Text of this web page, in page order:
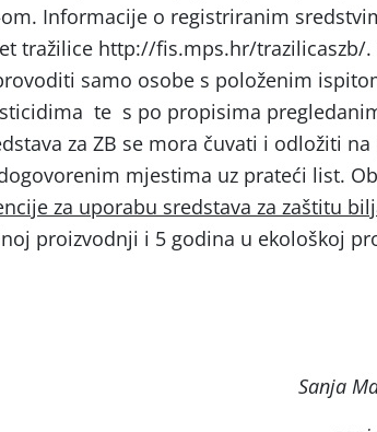
Informacije o registriranim
tražilice http://fis.mps.hr/trazilicaszb/.
samo osobe s položenim
te s po propisima
za ZB se mora čuvati i odložiti
mjestima uz prateći list.
za uporabu sredstava za zaštitu
proizvodnji i 5 godina u ekološkoj
Sanja